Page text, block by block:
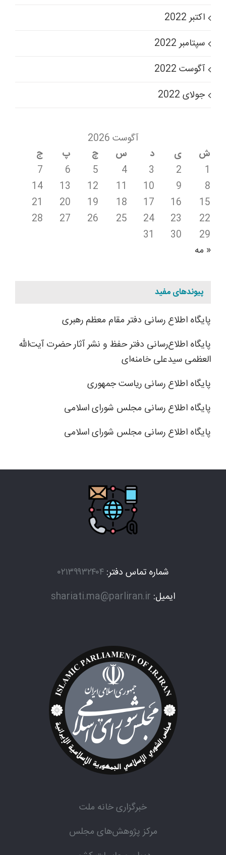
اکتبر 2022
سپتامبر 2022
آگوست 2022
جولای 2022
آگوست 2026
ش
ی د س چ پ
ج
1
2
3
4
5
6
7
8
9
10
11
12
13
14
15
16
17
18
19
20
21
22
23
24
25
26
27
28
29
30
31
« مه
پیوندهای مفید
پایگاه اطلاع رسانی دفتر مقام معظم رهبری
پایگاه اطلاع‌رسانی دفتر حفظ و نشر آثار حضرت آیت‌الله
العظمی سیدعلی خامنه‌ای
پایگاه اطلاع رسانی ریاست جمهوری
پایگاه اطلاع رسانی مجلس شورای اسلامی
پایگاه اطلاع رسانی مجلس شورای اسلامی
شماره تماس دفتر: ۰۲۱۳۹۹۳۲۴۰۴
ایمیل: shariati.ma@parliran.ir
خبرگزاری خانه ملت
مرکز پژوهش‌های مجلس